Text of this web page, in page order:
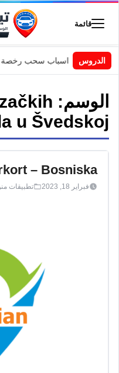
قائمة
الدروس
| اسباب سحب رخصة
الوسم:
u Švedskoj
– Bosniska
فبراير 18, 2023 تطبيقات